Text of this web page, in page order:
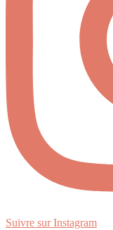
Suivre sur Instagram